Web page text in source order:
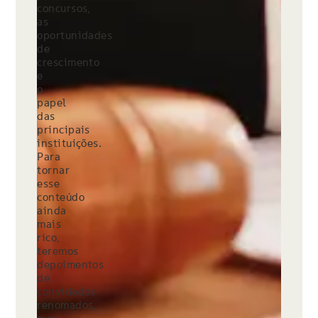
concursos,
as
oportunidades
de
crescimento
e
o
papel
das
principais
instituições.
Para
tornar
esse
conteúdo
ainda
mais
rico,
teremos
depoimentos
de
convidados
renomados,